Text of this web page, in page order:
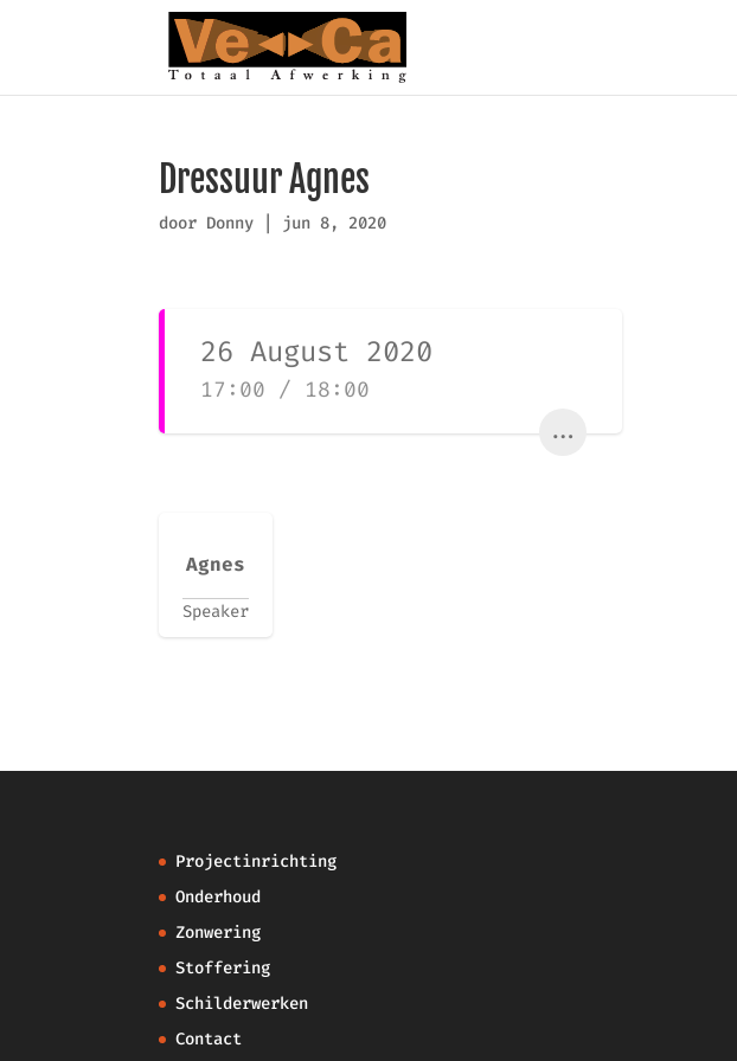
Dressuur Agnes
door Donny jun 8, 2020
26 August 2020
17:00 / 18:00
...
Agnes
Speaker
Projectinrichting
Onderhoud
Zonwering
Stoffering
Schilderwerken
Contact